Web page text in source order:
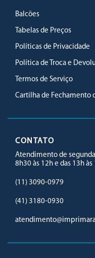
Balcões
Tabelas de Preços
Políticas de Privacidade
Política de Troca e
Termos de Serviço
Cartilha de Fechamento
CONTATO
Atendimento de
8h30 às 12h e das 13h às
(11) 3090-0979
(41) 3180-0930